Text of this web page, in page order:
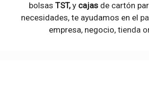
bolsas TST,y cajasde cartón
necesidades, te ayudamos en el
empresa, negocio, tienda